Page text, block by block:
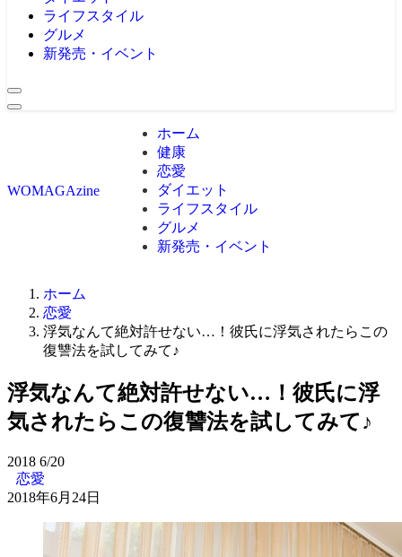
ライフスタイル
グルメ
新発売・イベント
WOMAGAzine
ホーム
健康
恋愛
ダイエット
ライフスタイル
グルメ
新発売・イベント
ホーム
恋愛
浮気なんて絶対許せない…！彼氏に浮気されたらこの
復讐法を試してみて♪
浮気なんて絶対許せない…！彼氏に浮
気されたらこの復讐法を試してみて♪
2018 6/20
恋愛
2018年6月24日